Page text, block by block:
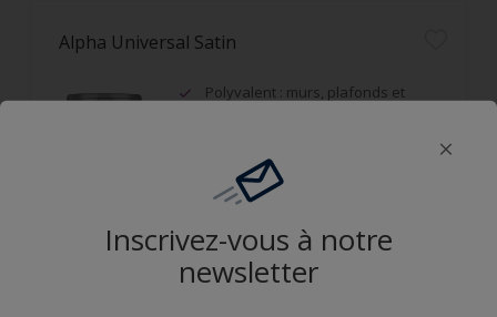
Alpha Universal Satin
Polyvalent : murs, plafonds et
Applicable mouillé sur mouillé
Inscrivez-vous à notre
newsletter